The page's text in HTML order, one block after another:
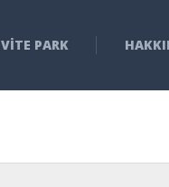
PARK